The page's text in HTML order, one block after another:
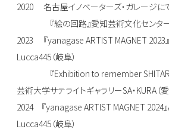
2020 名古屋イノベーターズ・ガレージに
『絵の回路』愛知芸術文化センター
2023 『yanagase ARTIST MAGNET 2023
Lucca445（岐阜）
『Exhibition to remember SHITARA
芸術大学サテライトギャラリーSA・KURA（愛
2024 『yanagase ARTIST MAGNET 2024
Lucca445（岐阜）